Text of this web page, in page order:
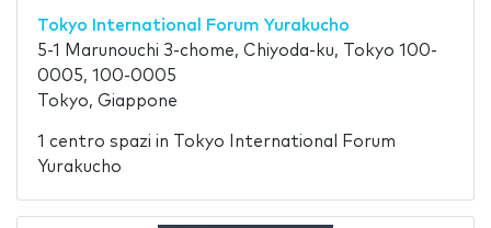
Tokyo International Forum Yurakucho
5-1 Marunouchi 3-chome, Chiyoda-ku, Tokyo 100-
0005, 100-0005
Tokyo, Giappone
1 centro spazi in Tokyo International Forum
Yurakucho